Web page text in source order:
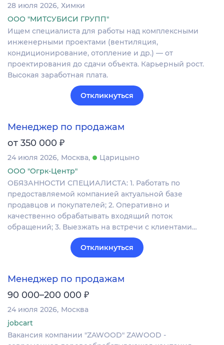
28 июля 2026 Химки
ООО "МИТСУБИСИ ГРУПП"
Ищем специалиста для работы над комплексными
инженерными проектами (вентиляция,
кондиционирование, отопление и др.) — от
проектирования до сдачи объекта. Карьерный рост.
Высокая заработная плата.
Откликнуться
Менеджер по продажам
от 350 000 ₽
24 июля 2026 Москва
Царицыно
ООО "Огрк-Центр"
ОБЯЗАННОСТИ СПЕЦИАЛИСТА: 1. Работать по
предоставляемой компанией актуальной базе
продавцов и покупателей; 2. Оперативно и
качественно обрабатывать входящий поток
обращений; 3. Выезжать на встречи с клиентами…
Откликнуться
Менеджер по продажам
90 000–200 000 ₽
24 июля 2026 Москва
jobcart
Вакансия компании "ZAWOOD" ZAWOOD -